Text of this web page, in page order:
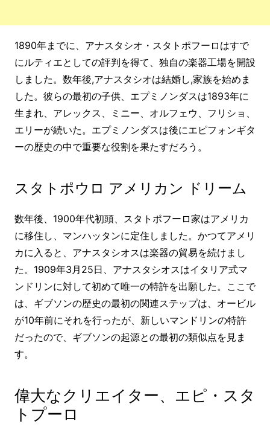
1890年までに、アナスタシオ・スタトポフーロはすで
にルティエとしての評判を得て、独自の楽器工場を開設
しました。数年後,アナスタシオは結婚し,家族を始めま
した。彼らの最初の子供、エプミノンダスは1893年に
生まれ、アレックス、ミニー、オルフェウ、フリショ、
エリーが続いた。エプミノンダスは後にエピフォンギタ
ーの歴史の中で重要な役割を果たすだろう。
スタトポウロ アメリカン ドリーム
数年後、1900年代初頭、スタトポフーロ家はアメリカ
に移住し、マンハッタンに定住しました。かつてアメリ
カに入ると、アナスタシオスは楽器の貿易を続けまし
た。1909年3月25日、アナスタシオスはイタリア式マ
ンドリンに対して初めて唯一の特許を出願した。ここで
は、ギブソンの歴史の最初の関連ステップは、オービル
が10年前にそれを行ったが、新しいマンドリンの特許
だったので、ギブソンの起源との最初の類似点を見ま
す。
偉大なクリエイター、エピ・スタ
トプーロ